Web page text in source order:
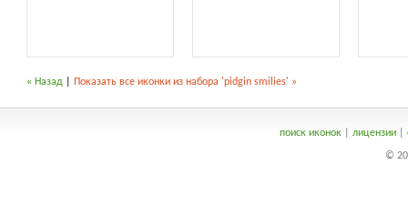
« Назад Показать все иконки из набора 'pidgin smilies' »
поиск иконок| лицензии|
©